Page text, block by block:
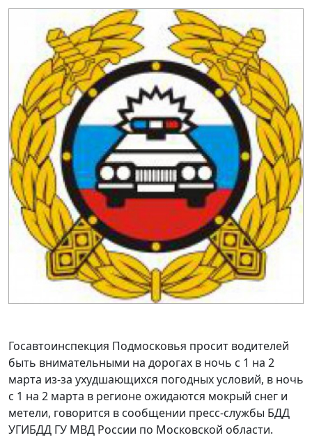
Госавтоинспекция Подмосковья просит водителей
быть внимательными на дорогах в ночь с 1 на 2
марта из-за ухудшающихся погодных условий, в ночь
с 1 на 2 марта в регионе ожидаются мокрый снег и
метели, говорится в сообщении пресс-службы БДД
УГИБДД ГУ МВД России по Московской области.